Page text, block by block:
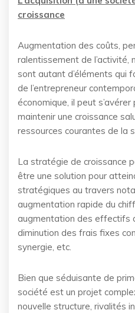
croissance
Augmentation des coûts,
ralentissement de l’activité,
sont autant d’éléments qui
de l’entrepreneur
économique, il peut
maintenir une croissance
ressources courantes de la
La stratégie de croissance
être une solution pour
stratégiques au travers
augmentation rapide du
augmentation des effectifs
diminution des frais fixes
synergie, etc.
Bien que séduisante de
société est un projet
nouvelle structure, rivalités